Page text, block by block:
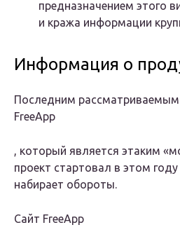
предназначением этого
и кража информации
Информация о
Последним рассматриваемым
FreeApp
, который является этаким
проект стартовал в этом
набирает обороты.
Сайт FreeApp